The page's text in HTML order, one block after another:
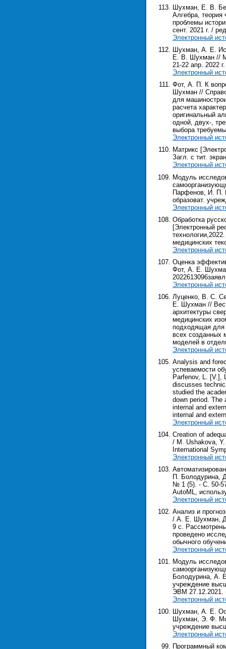
Шухман, Е. В.
Алгебра, теория
проблемы
сент. 2021 г. /
Электронный
Шухман, А. Е.
Е. В. Шухман //
21-22 апр. 2022
Электронный
Фот, А. П. К
Шухман //
для
расчета
оригинальный
одной, двух-,
выбора
Электронный
Матрикс
Загл. с тит.
Электронный
Модуль
Парфенов, И. П.
образоват.
Электронный
Обработка
[Электронный
медицинских
Электронный
Оценка
Фот, А. Е.
Электронный
Луценко, В. С.
Е. Шухман //
архитектуры
медицинских
подходящая для
всех созданных
моделей в
Электронный
Analysis and
успеваемости
Parfenov, L. [V.],
discusses
studied the
down period. The
internal and
internal and
Электронный
Creation of
/ M. Ushakova,
International
Электронный
П. Болодурина,
№ 1 (5). - С. 50-
AutoML,
Электронный
Анализ и
/ А. Е. Шухман,
9 с.
проведено
обычного
Электронный
Модуль
Болодурина, А.
учреждение
ЭВМ 27.12.2021.
Электронный
Шухман, А. Е.
Шухман, Э. Ф.
учреждение
Электронный
Программный